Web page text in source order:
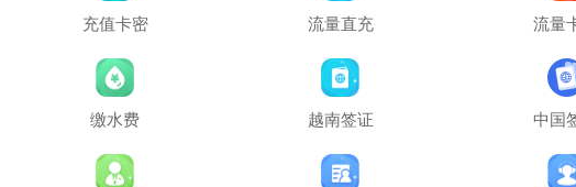
充值卡密 流量直充 流量
缴水费 越南签证 中国